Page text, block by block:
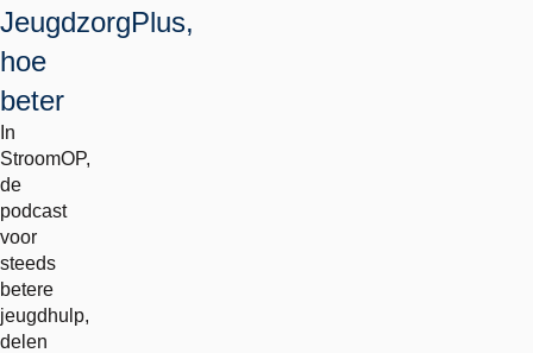
JeugdzorgPlus,
hoe
beter
In
StroomOP,
de
podcast
voor
steeds
betere
jeugdhulp,
delen